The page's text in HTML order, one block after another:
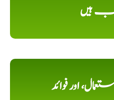
ہیں
اور فوائد